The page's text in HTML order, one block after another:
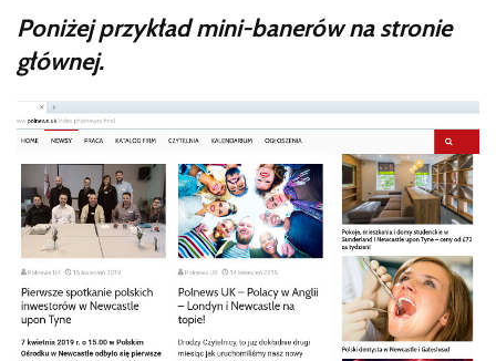
Poniżej przykład mini-banerów na stronie
głównej.